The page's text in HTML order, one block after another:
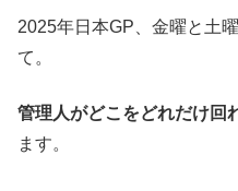
2025年日本GP、金曜と土
て。
管理人がどこをどれだけ回
ます。